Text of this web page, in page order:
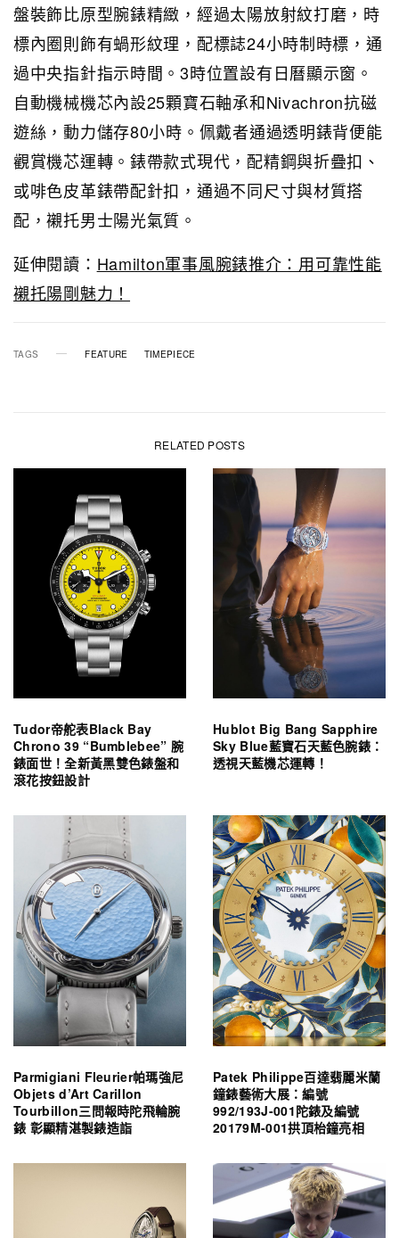
盤裝飾比原型腕錶精緻，經過太陽放射紋打磨，時
標內圈則飾有蝸形紋理，配標誌24小時制時標，通
過中央指針指示時間。3時位置設有日曆顯示窗。
自動機械機芯內設25顆寶石軸承和Nivachron抗磁
遊絲，動力儲存80小時。佩戴者通過透明錶背便能
觀賞機芯運轉。錶帶款式現代，配精鋼與折疊扣、
或啡色皮革錶帶配針扣，通過不同尺寸與材質搭
配，襯托男士陽光氣質。
延伸閱讀： Hamilton軍事風腕錶推介：用可靠性能
襯托陽剛魅力！
TAGS FEATURE TIMEPIECE
RELATED POSTS
Tudor帝舵表Black Bay
Chrono 39 “Bumblebee” 腕
錶面世！全新黃黑雙色錶盤和
滾花按鈕設計
Hublot Big Bang Sapphire
Sky Blue藍寶石天藍色腕錶：
透視天藍機芯運轉！
Parmigiani Fleurier帕瑪強尼
Objets d’Art Carillon
Tourbillon三問報時陀飛輪腕
錶 彰顯精湛製錶造詣
Patek Philippe百達翡麗米蘭
鐘錶藝術大展：編號
992/193J-001陀錶及編號
20179M-001拱頂枱鐘亮相